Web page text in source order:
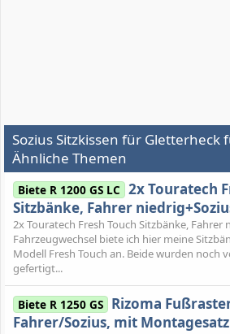
Sozius Sitzkissen für Gletterheck
Ähnliche Themen
Biete R 1200 GS LC 2x Touratech
Sitzbänke, Fahrer
2x Touratech Fresh Touch Sitzbänke, Fahrer
Fahrzeugwechsel biete ich hier meine
Modell Fresh Touch an. Beide wurden noch
gefertigt...
Biete R 1250 GS Rizoma
Fahrer/Sozius, mit